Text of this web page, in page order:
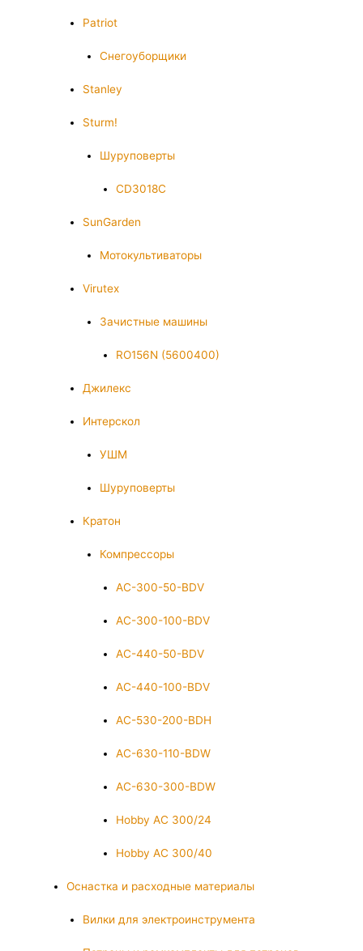
Patriot
Снегоуборщики
Stanley
Sturm!
Шуруповерты
CD3018C
SunGarden
Мотокультиваторы
Virutex
Зачистные машины
RO156N (5600400)
Джилекс
Интерскол
УШМ
Шуруповерты
Кратон
Компрессоры
AC-300-50-BDV
AC-300-100-BDV
AC-440-50-BDV
AC-440-100-BDV
AC-530-200-BDH
AC-630-110-BDW
AC-630-300-BDW
Hobby AC 300/24
Hobby AC 300/40
Оснастка и расходные материалы
Вилки для электроинструмента